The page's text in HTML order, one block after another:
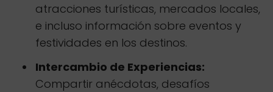
atracciones turísticas, mercados locales,
e incluso información sobre eventos y
festividades en los destinos.
Intercambio de Experiencias:
Compartir anécdotas, desafíos